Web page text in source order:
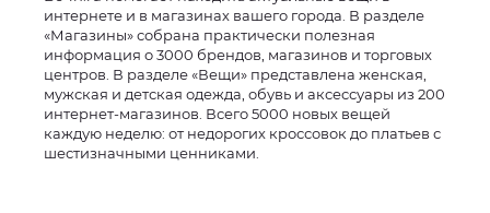
интернете и в магазинах вашего города. В разделе
«Магазины» собрана практически полезная
информация о 3000 брендов, магазинов и торговых
центров. В разделе «Вещи» представлена женская,
мужская и детская одежда, обувь и аксессуары из 200
интернет-магазинов. Всего 5000 новых вещей
каждую неделю: от недорогих кроссовок до платьев с
шестизначными ценниками.